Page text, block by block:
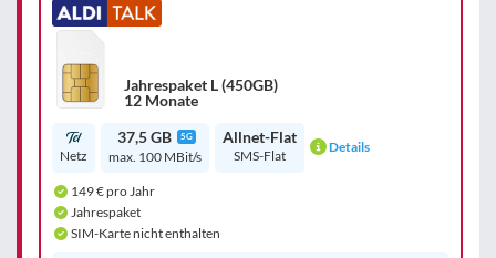
Jahrespaket L (450GB)
12 Monate
Netz
37,5 GB 5G
max. 100 MBit/s
Allnet-Flat
SMS-Flat Details
149 € pro Jahr
Jahrespaket
SIM-Karte nicht enthalten